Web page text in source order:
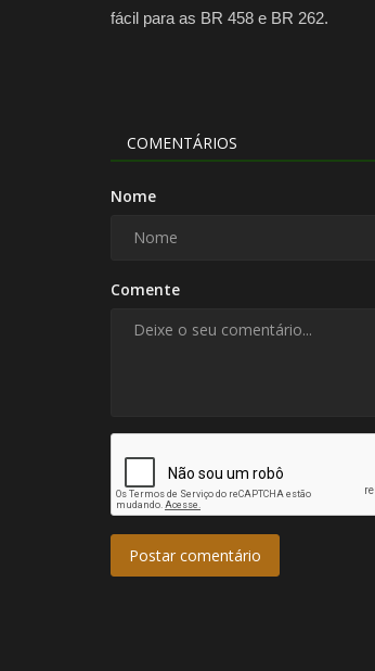
fácil para as BR 458 e BR 262.
COMENTÁRIOS
Nome
Comente
Postar comentário